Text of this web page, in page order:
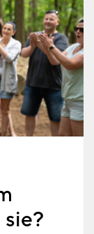
sie?